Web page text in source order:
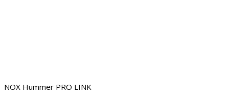
NOX Hummer PRO LINK